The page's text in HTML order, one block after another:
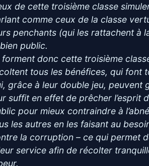
de cette troisième classe
comme ceux de la classe
penchants (qui les rattachent à
public.
forment donc cette troisième
tous les bénéfices, qui font
grâce à leur double jeu, peuvent
suffit en effet de prêcher l’esprit
pour mieux contraindre à
les autres en les faisant au
la corruption – ce qui permet
service afin de récolter